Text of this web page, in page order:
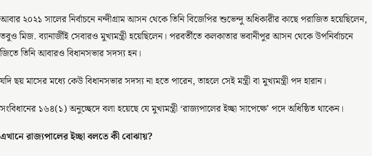
আবার ২০২১ সালের নির্বাচনে নন্দীগ্রাম আসন থেকে তিনি বিজেপির শুভেন্দু অধিকারীর কাছে পরাজিত হয়েছিলেন,
তবুও মিজ. ব্যানার্জীই সেবারও মুখ্যমন্ত্রী হয়েছিলেন। পরবর্তীতে কলকাতার ভবানীপুর আসন থেকে উপনির্বাচনে
জিতে তিনি আবারও বিধানসভার সদস্য হন।
যদি ছয় মাসের মধ্যে কেউ বিধানসভার সদস্য না হতে পারেন, তাহলে সেই মন্ত্রী বা মুখ্যমন্ত্রী পদ হারান।
সংবিধানের ১৬৪(১) অনুচ্ছেদে বলা হয়েছে যে মুখ্যমন্ত্রী ‘রাজ্যপালের ইচ্ছা সাপেক্ষে’ পদে অধিষ্ঠিত থাকেন।
এখানে রাজ্যপালের ইচ্ছা বলতে কী বোঝায়?